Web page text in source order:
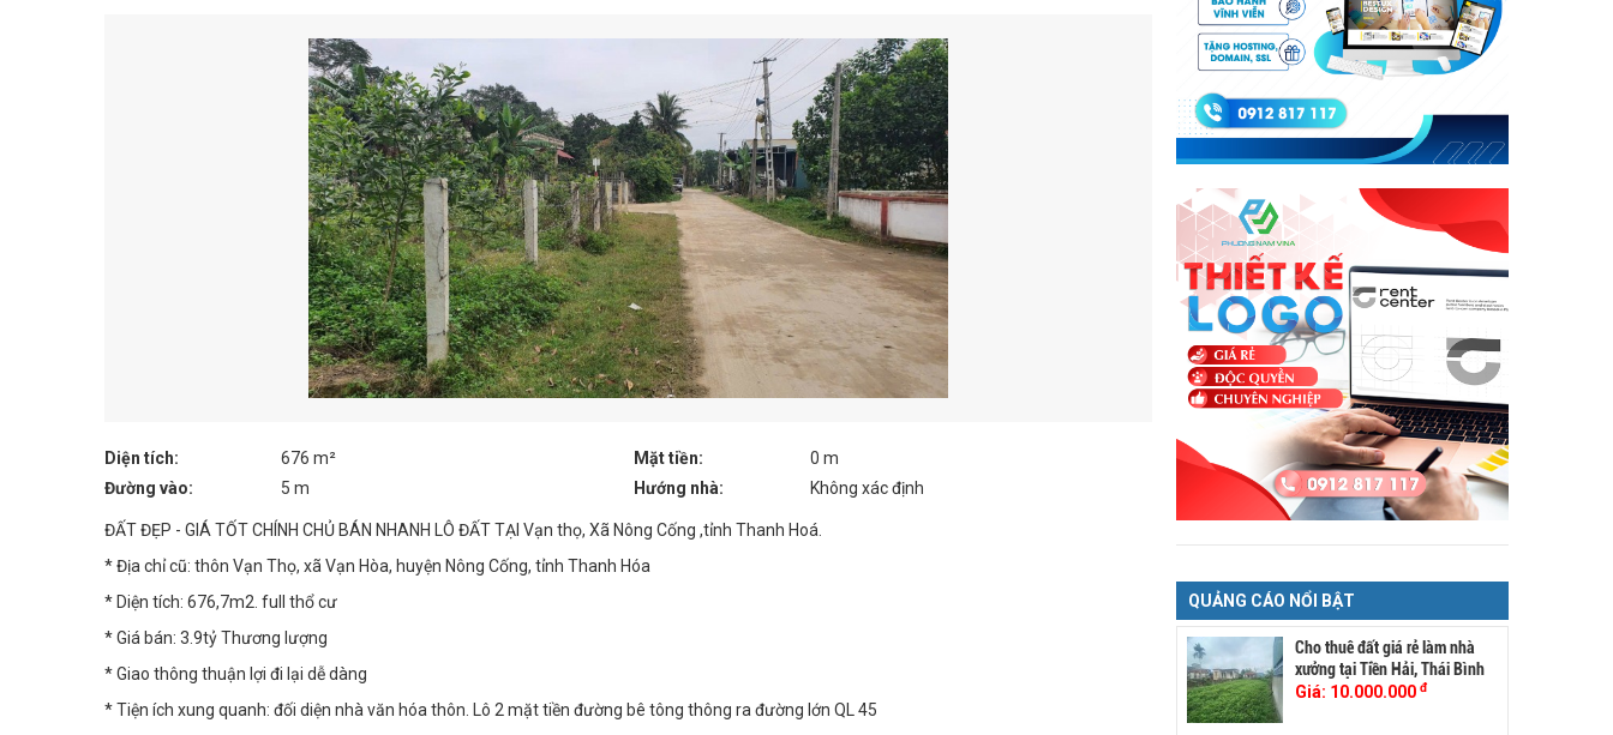
Diện tích: 676 m² Mặt tiền:
0 m
Đường vào:
5 m Hướng nhà: Không xác định
ĐẤT ĐẸP - GIÁ TỐT CHÍNH CHỦ BÁN NHANH LÔ ĐẤT TẠI Vạn thọ, Xã Nông Cống ,tỉnh Thanh Hoá.
* Địa chỉ cũ: thôn Vạn Thọ, xã Vạn Hòa, huyện Nông Cống, tỉnh Thanh Hóa
* Diện tích: 676,7m2. full thổ cư
* Giá bán: 3.9tỷ Thương lượng
* Giao thông thuận lợi đi lại dễ dàng
* Tiện ích xung quanh: đối diện nhà văn hóa thôn. Lô 2 mặt tiền đường bê tông thông ra đường lớn QL 45
QUẢNG CÁO NỔI BẬT
Cho thuê đất giá rẻ làm nhà
xưởng tại Tiền Hải, Thái Bình
Giá: 10.000.000 đ